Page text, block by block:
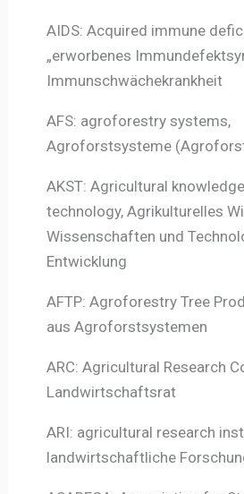
AIDS: Acquired immune
„erworbenes
Immunschwächekrankheit
AFS: agroforestry systems,
Agroforstsysteme
AKST: Agricultural
technology, Agrikulturelles
Wissenschaften und
Entwicklung
AFTP: Agroforestry Tree
aus Agroforstsystemen
ARC: Agricultural Research
Landwirtschaftsrat
ARI: agricultural research
landwirtschaftliche